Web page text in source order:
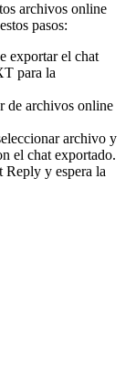
archivos online
pasos:
exportar el chat
para la
de archivos online
archivo y
el chat exportado.
Reply y espera la